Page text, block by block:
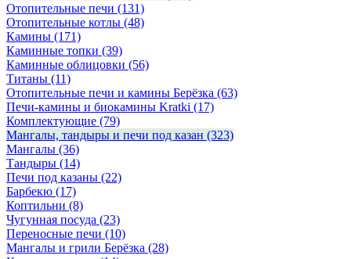
Отопительные печи (131)
Отопительные котлы (48)
Камины (171)
Каминные топки (39)
Каминные облицовки (56)
Титаны (11)
Отопительные печи и камины Берёзка (63)
Печи-камины и биокамины Kratki (17)
Комплектующие (79)
Мангалы, тандыры и печи под казан (323)
Мангалы (36)
Тандыры (14)
Печи под казаны (22)
Барбекю (17)
Коптильни (8)
Чугунная посуда (23)
Переносные печи (10)
Мангалы и грили Берёзка (28)